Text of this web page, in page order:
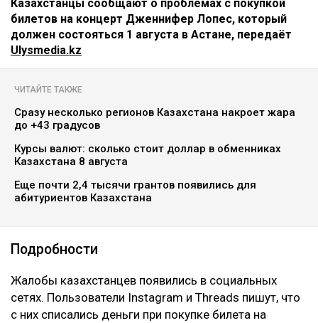
Казахстанцы сообщают о проблемах с покупкой
билетов на концерт Дженнифер Лопес, который
должен состояться 1 августа в Астане, передаёт
Ulysmedia.kz
ЧИТАЙТЕ ТАКЖЕ
Сразу несколько регионов Казахстана накроет жара
до +43 градусов
Курсы валют: сколько стоит доллар в обменниках
Казахстана 8 августа
Еще почти 2,4 тысячи грантов появились для
абитуриентов Казахстана
Подробности
Жалобы казахстанцев появились в социальных
сетях. Пользователи Instagram и Threads пишут, что
с них списались деньги при покупке билета на